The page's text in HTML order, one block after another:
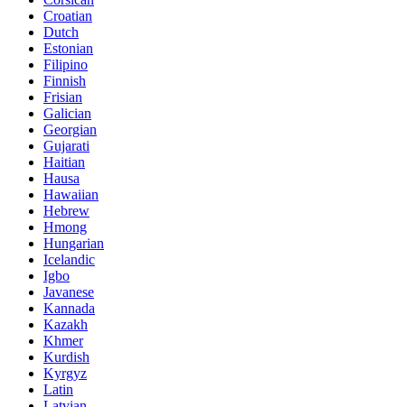
Croatian
Dutch
Estonian
Filipino
Finnish
Frisian
Galician
Georgian
Gujarati
Haitian
Hausa
Hawaiian
Hebrew
Hmong
Hungarian
Icelandic
Igbo
Javanese
Kannada
Kazakh
Khmer
Kurdish
Kyrgyz
Latin